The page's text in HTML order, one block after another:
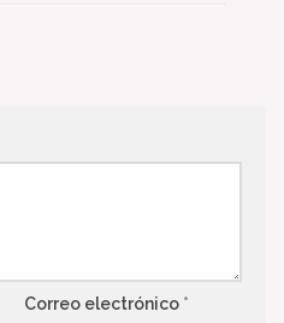
Correo electrónico *